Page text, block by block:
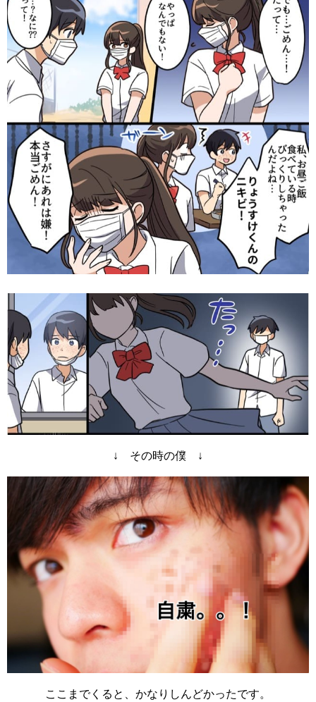
↓ その時の僕 ↓
ここまでくると、かなりしんどかったです。